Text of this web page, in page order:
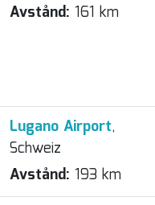
Avstånd: 161 km
Lugano Airport,
Schweiz
Avstånd: 193 km